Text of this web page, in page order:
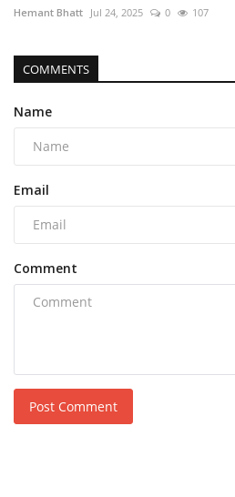
Hemant Bhatt Jul 24, 2025 0 107
COMMENTS
Name
Email
Comment
Post Comment